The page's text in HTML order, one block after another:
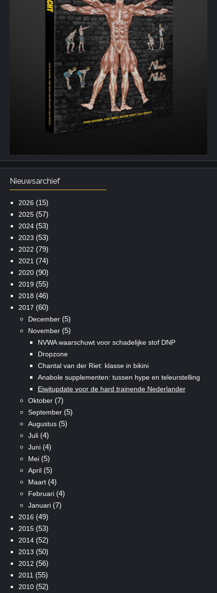
Nieuwsarchief
2026 (15)
2025(57)
2024(53)
2023 (53)
2022 (79)
2021 (74)
2020(90)
2019 (55)
2018 (46)
2017 (60)
December(5)
November(5)
NVWA waarschuwt voor schadelijke stof DNP
Dropzone
Chantal van der Riet: klasse in bikini
Anabole supplementen: tussen hype en teleurstelling
Eiwitupdate voor de hard trainende Nederlander
Oktober(7)
September(5)
Augustus(5)
Juli(4)
Juni(4)
Mei(5)
April(5)
Maart(4)
Februari(4)
Januari(7)
2016 (49)
2015(53)
2014(52)
2013 (50)
2012 (56)
2011 (55)
2010(52)